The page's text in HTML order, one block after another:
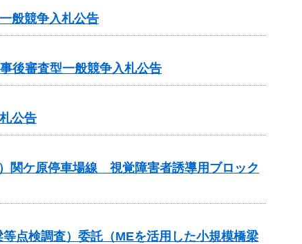
般競争入札公告
後審査型一般競争入札公告
公告
関ケ原停車場線 視覚障害者誘導用ブロック
点検調査）委託（MEを活用した小規模橋梁